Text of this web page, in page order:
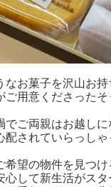
なお菓子を沢山お
ご用意くださった
でご両親はお越し
配されていらっしゃ
希望の物件を見つけ
心して新生活がスタ